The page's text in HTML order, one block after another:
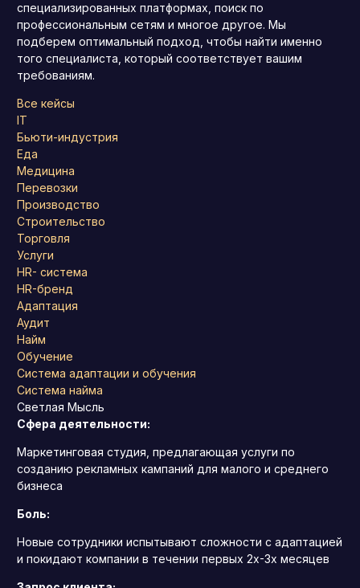
специализированных платформах, поиск по
профессиональным сетям и многое другое. Мы
подберем оптимальный подход, чтобы найти именно
того специалиста, который соответствует вашим
требованиям.
Все кейсы
IT
Бьюти-индустрия
Еда
Медицина
Перевозки
Производство
Строительство
Торговля
Услуги
HR- система
HR-бренд
Адаптация
Аудит
Найм
Обучение
Система адаптации и обучения
Система найма
Светлая Мысль
Сфера деятельности:
Маркетинговая студия, предлагающая услуги по
созданию рекламных кампаний для малого и среднего
бизнеса
Боль:
Новые сотрудники испытывают сложности с адаптацией
и покидают компании в течении первых 2х-3х месяцев